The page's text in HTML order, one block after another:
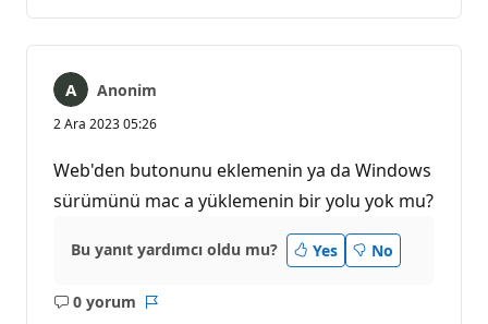
Anonim
2 Ara 2023 05:26
Web'den butonunu eklemenin ya da Windows
sürümünü mac a yüklemenin bir yolu yok mu?
Bu yanıt yardımcı oldu mu? Yes No
0 yorum
Açıklama